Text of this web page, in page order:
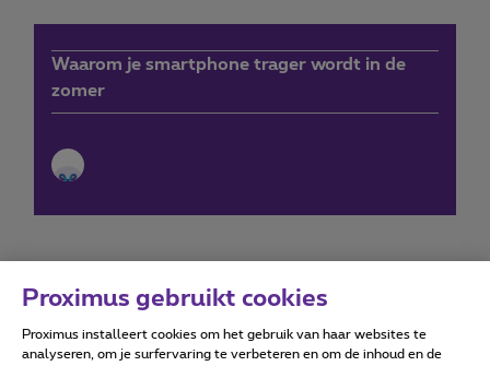
Waarom je smartphone trager wordt in de
zomer
Forumvoorwaarden Accessibility statement
Proximus gebruikt cookies
Proximus installeert cookies om het gebruik van haar websites te
analyseren, om je surfervaring te verbeteren en om de inhoud en de